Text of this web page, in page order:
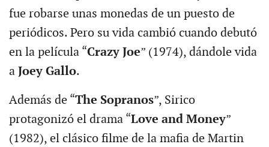
fue robarse unas monedas de un puesto de
periódicos. Pero su vida cambió cuando debutó
en la película “Crazy Joe” (1974), dándole vida
a Joey Gallo.
Además de “The Sopranos”, Sirico
protagonizó el drama “Love and Money”
(1982), el clásico filme de la mafia de Martin